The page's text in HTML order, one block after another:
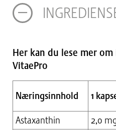
Her kan du lese mer
VitaePro
Næringsinnhold 1
Astaxanthin
2,0